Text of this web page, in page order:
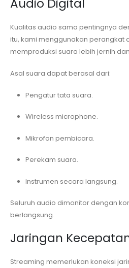
Audio Digital
Kualitas audio sama pentingnya
itu, kami menggunakan perangkat
memproduksi suara lebih jernih
Asal suara dapat berasal dari:
Pengatur tata suara.
Wireless microphone.
Mikrofon pembicara.
Perekam suara.
Instrumen secara langsung.
Seluruh audio dimonitor dengan
berlangsung.
Jaringan
Streaming memerlukan koneksi